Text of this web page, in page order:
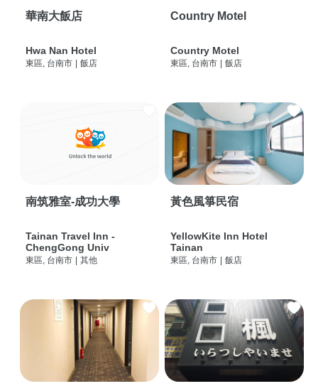
華南大飯店
Hwa Nan Hotel
東區, 台南市 | 飯店
Country Motel
Country Motel
東區, 台南市 | 飯店
南筑雅室-成功大學
Tainan Travel Inn -
ChengGong Univ
東區, 台南市 | 其他
黃色風箏民宿
YellowKite Inn Hotel
Tainan
東區, 台南市 | 飯店